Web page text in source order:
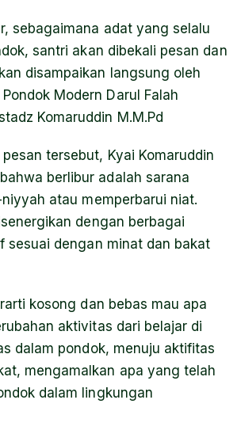
sebagaimana adat yang selalu
santri akan dibekali pesan dan
disampaikan langsung oleh
Modern Darul Falah
Komaruddin M.M.Pd
tersebut, Kyai Komaruddin
berlibur adalah sarana
atau memperbarui niat.
dengan berbagai
sesuai dengan minat dan bakat
kosong dan bebas mau apa
aktivitas dari belajar di
dalam pondok, menuju aktifitas
mengamalkan apa yang telah
dalam lingkungan